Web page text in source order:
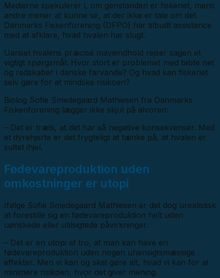
Medierne spekulerer i, om genstanden er fiskenet, mens
andre mener at kunne se, at der ikke er tale om det.
Danmarks Fiskeriforening (DFPO) har tilbudt assistance
med at afklare, hvad hvalen har slugt.
Uanset hvalens præcise maveindhold rejser sagen et
vigtigt spørgsmål: Hvor stort er problemet med tabte net
og redskaber i danske farvande? Og hvad kan fiskeriet
selv gøre for at mindske risikoen?
Biolog Sofie Smedegaard Mathiesen fra Danmarks
Fiskeriforening lægger ikke skjul på alvoren:
– Det er træls, at det har så negative konsekvenser. Med
et dyrehjerte er det frygteligt at tænke på, at hvalen er
sultet ihjel.
Fødevareproduktion uden
omkostninger er utopi
Ifølge Sofie Smedegaard Mathiesen er det dog urealistisk
at forestille sig en fødevareproduktion helt uden
uønskede eller utilsigtede påvirkninger.
– Det er en utopi at tro, at man kan have en
fødevareproduktion uden nogen uhensigtsmæssige
effekter. Men vi kan og skal gøre alt, hvad vi kan for at
minimere risikoen, hvor det giver mening.